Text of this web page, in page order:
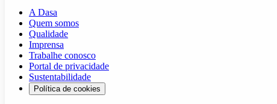
A Dasa
Quem somos
Qualidade
Imprensa
Trabalhe conosco
Portal de privacidade
Sustentabilidade
Política de cookies